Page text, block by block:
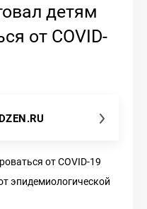
детям
от COVID-
от COVID-19
эпидемиологической